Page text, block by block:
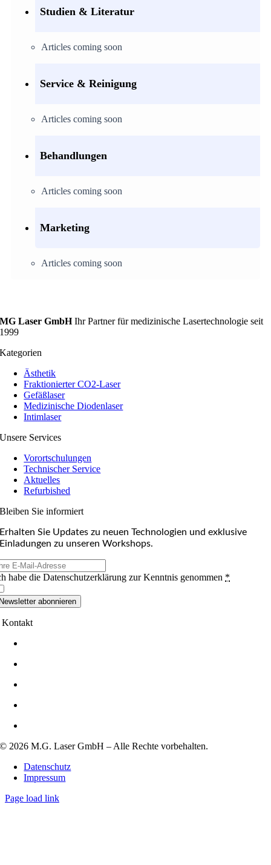
Studien & Literatur
Articles coming soon
Service & Reinigung
Articles coming soon
Behandlungen
Articles coming soon
Marketing
Articles coming soon
MG Laser GmbHIhr Partner für medizinische Lasertechnologie seit
1999
Kategorien
Ästhetik
Fraktionierter CO2-Laser
Gefäßlaser
Medizinische Diodenlaser
Intimlaser
Unsere Services
Vorortschulungen
Technischer Service
Aktuelles
Refurbished
Bleiben Sie informiert
Erhalten Sie Updates zu neuen Technologien und exklusive
Einladungen zu unseren Workshops.
habe die Datenschutzerklärung zur Kenntnis genommen *
abonnieren
Kontakt
© 2026 M.G. Laser GmbH – Alle Rechte vorbehalten.
Datenschutz
Impressum
Page load link